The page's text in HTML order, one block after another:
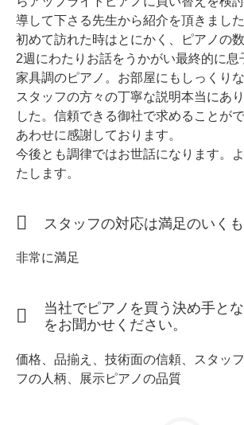
調律
修理
ピアノクリーニングと引越し
スタッフ紹介
導して下さる先生から紹介を頂きました
初めて訪れた時はとにかく、ピアノの
2週にわたりお話をうかがい最終的に息
家具調のピアノ。お部屋にもしっくり
スタッフの方々の丁寧な説明本当にあ
した。信頼できる御社で求めることが
あわせに感謝しております。
今後とも調律ではお世話になります。
たします。
スタッフの対応は満足のいく
非常に満足
当社でピアノを買う決め手と
をお聞かせください。
価格、品揃え、技術面の信頼、スタッ
フの人柄、展示ピアノの品質